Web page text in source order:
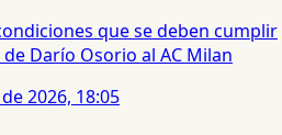
que se deben cumplir
Darío Osorio al AC Milan
2026, 18:05